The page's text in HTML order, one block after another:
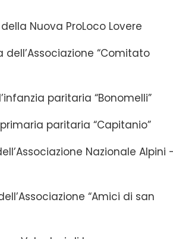
Nuova ProLoco Lovere
“Comitato
paritaria “Bonomelli”
paritaria “Capitanio”
Nazionale Alpini
“Amici di san